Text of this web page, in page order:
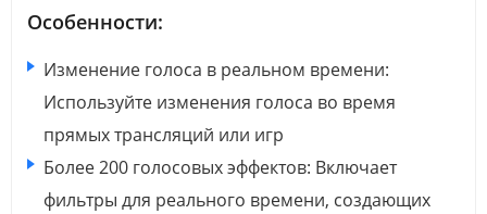
Особенности:
Изменение голоса в реальном времени:
Используйте изменения голоса во время
прямых трансляций или игр
Более 200 голосовых эффектов: Включает
фильтры для реального времени, создающих